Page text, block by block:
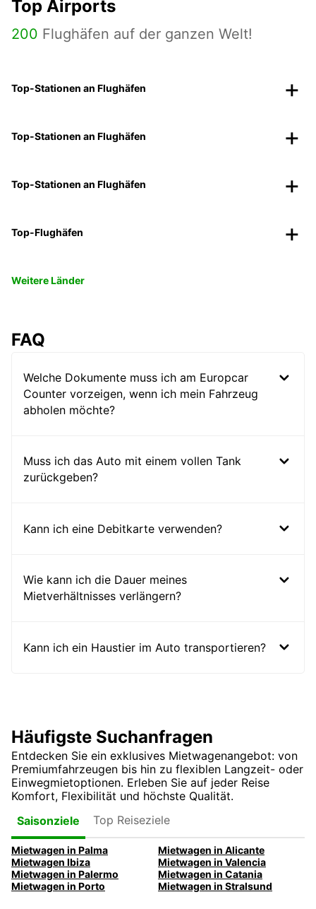
Top Airports
200 Flughäfen auf der ganzen Welt!
Top-Stationen an Flughäfen
Top-Stationen an Flughäfen
Top-Stationen an Flughäfen
Top-Flughäfen
Weitere Länder
FAQ
Welche Dokumente muss ich am Europcar
Counter vorzeigen, wenn ich mein Fahrzeug
abholen möchte?
Muss ich das Auto mit einem vollen Tank
zurückgeben?
Kann ich eine Debitkarte verwenden?
Wie kann ich die Dauer meines
Mietverhältnisses verlängern?
Kann ich ein Haustier im Auto transportieren?
Häufigste Suchanfragen
Entdecken Sie ein exklusives Mietwagenangebot: von
Premiumfahrzeugen bis hin zu flexiblen Langzeit- oder
Einwegmietoptionen. Erleben Sie auf jeder Reise
Komfort, Flexibilität und höchste Qualität.
Saisonziele
Top Reiseziele
Mietwagen in Palma
Mietwagen in Alicante
Mietwagen Ibiza
Mietwagen in Valencia
Mietwagen in Palermo
Mietwagen in Catania
Mietwagen in Porto
Mietwagen in Stralsund